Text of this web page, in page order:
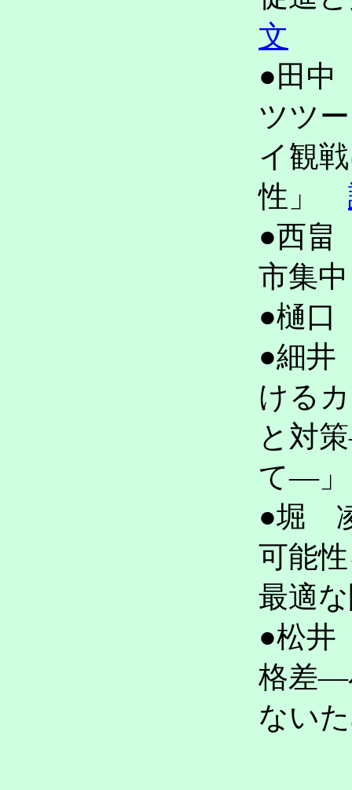
文
●田中
ツツ
イ観
性」
●西畠
市集
●樋
●細井
ける
と対
て―
●堀
可能
最適
●松井
格差―
ない